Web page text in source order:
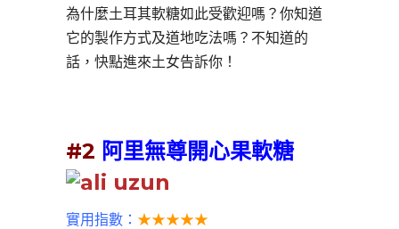
為什麼土耳其軟糖如此受歡迎嗎？你知道
它的製作方式及道地吃法嗎？不知道的
話，快點進來土女告訴你！
#2 阿里無尊開心果軟糖
實用指數： ★★★★★